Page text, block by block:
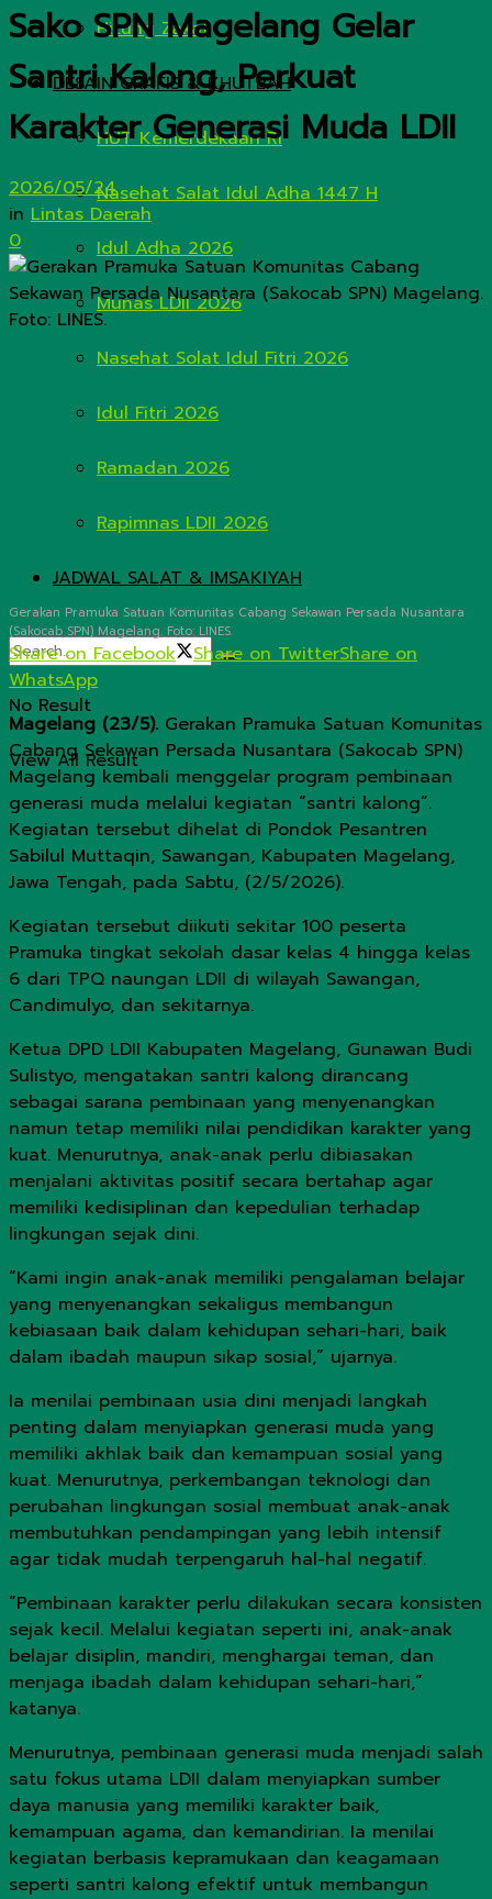
Hitung Zakat
DESAIN GRAFIS & KHUTBAH
HUT Kemerdekaan RI
Nasehat Salat Idul Adha 1447 H
Idul Adha 2026
Munas LDII 2026
Nasehat Solat Idul Fitri 2026
Idul Fitri 2026
Ramadan 2026
Rapimnas LDII 2026
JADWAL SALAT & IMSAKIYAH
No Result
View All Result
Sako SPN Magelang Gelar
Santri Kalong, Perkuat
Karakter Generasi Muda LDII
2026/05/24
in Lintas Daerah
0
Gerakan Pramuka Satuan Komunitas Cabang Sekawan Persada Nusantara
(Sakocab SPN) Magelang. Foto: LINES.
Share on Facebook Share on TwitterShare on
WhatsApp
Magelang (23/5). Gerakan Pramuka Satuan Komunitas
Cabang Sekawan Persada Nusantara (Sakocab SPN)
Magelang kembali menggelar program pembinaan
generasi muda melalui kegiatan “santri kalong”.
Kegiatan tersebut dihelat di Pondok Pesantren
Sabilul Muttaqin, Sawangan, Kabupaten Magelang,
Jawa Tengah, pada Sabtu, (2/5/2026).
Kegiatan tersebut diikuti sekitar 100 peserta
Pramuka tingkat sekolah dasar kelas 4 hingga kelas
6 dari TPQ naungan LDII di wilayah Sawangan,
Candimulyo, dan sekitarnya.
Ketua DPD LDII Kabupaten Magelang, Gunawan Budi
Sulistyo, mengatakan santri kalong dirancang
sebagai sarana pembinaan yang menyenangkan
namun tetap memiliki nilai pendidikan karakter yang
kuat. Menurutnya, anak-anak perlu dibiasakan
menjalani aktivitas positif secara bertahap agar
memiliki kedisiplinan dan kepedulian terhadap
lingkungan sejak dini.
“Kami ingin anak-anak memiliki pengalaman belajar
yang menyenangkan sekaligus membangun
kebiasaan baik dalam kehidupan sehari-hari, baik
dalam ibadah maupun sikap sosial,” ujarnya.
Ia menilai pembinaan usia dini menjadi langkah
penting dalam menyiapkan generasi muda yang
memiliki akhlak baik dan kemampuan sosial yang
kuat. Menurutnya, perkembangan teknologi dan
perubahan lingkungan sosial membuat anak-anak
membutuhkan pendampingan yang lebih intensif
agar tidak mudah terpengaruh hal-hal negatif.
“Pembinaan karakter perlu dilakukan secara konsisten
sejak kecil. Melalui kegiatan seperti ini, anak-anak
belajar disiplin, mandiri, menghargai teman, dan
menjaga ibadah dalam kehidupan sehari-hari,”
katanya.
Menurutnya, pembinaan generasi muda menjadi salah
satu fokus utama LDII dalam menyiapkan sumber
daya manusia yang memiliki karakter baik,
kemampuan agama, dan kemandirian. Ia menilai
kegiatan berbasis kepramukaan dan keagamaan
seperti santri kalong efektif untuk membangun